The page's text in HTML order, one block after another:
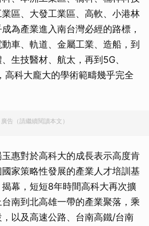
區、大發工業區、高軟、小港林
為產業進入南台灣必經的路標，
車、軌道、金屬工業、造船，到
生技醫材、航太，再到5G、
高科大龐大的學術範疇幾乎完全
廣告（請繼續閱讀本文）
惠對於高科大的成長表示高度肯
家策略性發展的產業人才培訓基
幕，短短8年時間高科大再次擴
南到北高雄一帶的產業聚落，乘
以及高速公路、台南高鐵/台南